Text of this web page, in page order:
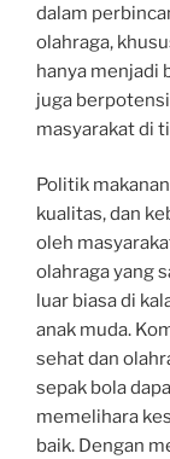
dalam
olahraga,
hanya menjadi
juga
masyarakat di
Politik
kualitas, dan
oleh
olahraga yang
luar biasa di
anak muda.
sehat dan
sepak bola
memelihara
baik. Dengan